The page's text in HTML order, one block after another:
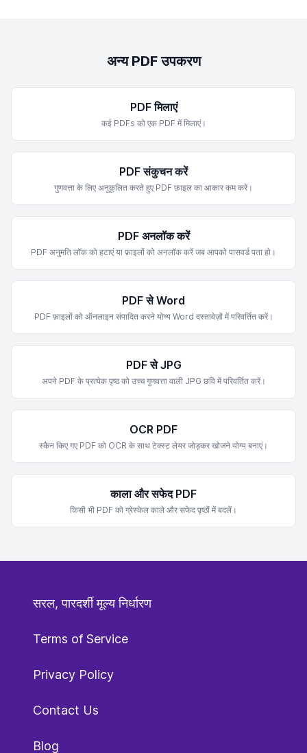
अन्य PDF उपकरण
PDF मिलाएं
कई PDFs को एक PDF में मिलाएं।
PDF संकुचन करें
गुणवत्ता के लिए अनुकूलित करते हुए PDF फ़ाइल का आकार कम करें।
PDF अनलॉक करें
PDF अनुमति लॉक को हटाएं या फ़ाइलों को अनलॉक करें जब आपको पासवर्ड पता हो।
PDF से Word
PDF फ़ाइलों को ऑनलाइन संपादित करने योग्य Word दस्तावेज़ों में परिवर्तित करें।
PDF से JPG
अपने PDF के प्रत्येक पृष्ठ को उच्च गुणवत्ता वाली JPG छवि में परिवर्तित करें।
OCR PDF
स्कैन किए गए PDF को OCR के साथ टेक्स्ट लेयर जोड़कर खोजने योग्य बनाएं।
काला और सफेद PDF
किसी भी PDF को ग्रेस्केल काले और सफेद पृष्ठों में बदलें।
सरल, पारदर्शी मूल्य निर्धारण
Terms of Service
Privacy Policy
Contact Us
Blog